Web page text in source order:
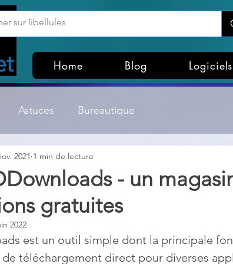
Home Blog Logiciels
Astuces Bureautique
Customisation Windows
de fichiers Gestion Système
Lightroom & Photoshop
- un
gratuites
2021 1 min de lecture
2022
est un outil simple dont la principale
téléchargement direct pour diverses